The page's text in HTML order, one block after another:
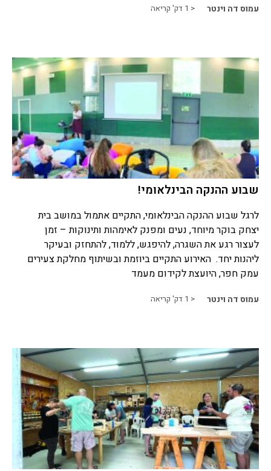
עמוס דה וינטר < 1 דק' קריאה
שבוע ההנקה הבינלאומי!
לרגל שבוע ההנקה הבינלאומי, התקיים אתמול במושב בית
יצחק בוקר מיוחד, נעים ומפנק לאימהות ותינוקות – זמן
לעצור רגע את השגרה, להיפגש, ללמוד, להתחזק ובעיקר
ליהנות יחד. האירוע התקיים ביוזמת ובשיתוף מחלקת צעירים
עמק חפר, היועצת לקידום מעמד
עמוס דה וינטר < 1 דק' קריאה